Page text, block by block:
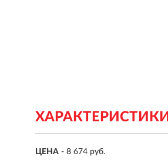
ХАРАКТЕРИСТИКИ
ЦЕНА - 8 674 руб.